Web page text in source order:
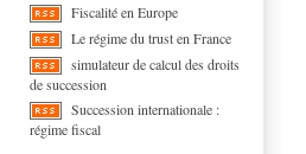
Fiscalité en Europe
Le régime du trust en France
simulateur de calcul des droits
de succession
Succession internationale :
régime fiscal